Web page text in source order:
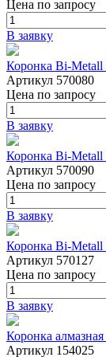
Цена по запросу
В заявку
Коронка Bi-
Артикул 570080
Цена по запросу
В заявку
Коронка Bi-
Артикул 570090
Цена по запросу
В заявку
Коронка Bi-
Артикул 570127
Цена по запросу
В заявку
Коронка
Артикул 154025